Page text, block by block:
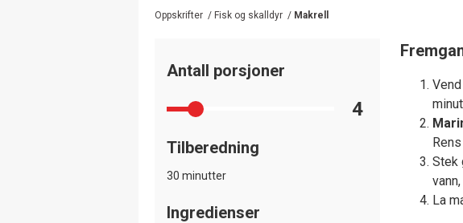
Oppskrifter / Fisk og skalldyr / Makrell
Antall porsjoner
4
Tilberedning
30 minutter
Ingredienser
Stek
La